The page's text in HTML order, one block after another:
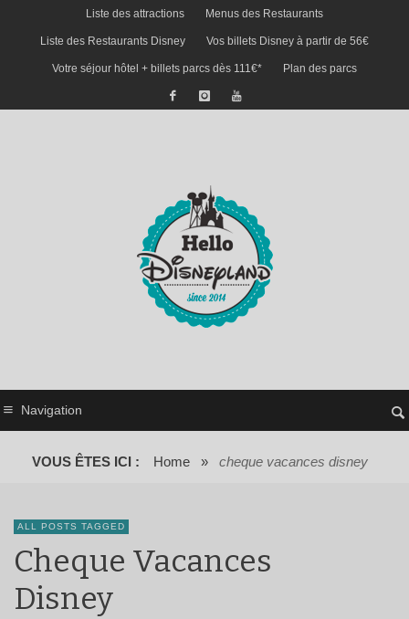
Liste des attractions Menus des Restaurants
Liste des Restaurants Disney Vos billets Disney à partir de 56€
Votre séjour hôtel + billets parcs dès 111€* Plan des parcs
Navigation
VOUS ÊTES ICI : Home » cheque vacances disney
ALL POSTS TAGGED
Cheque Vacances
Disney